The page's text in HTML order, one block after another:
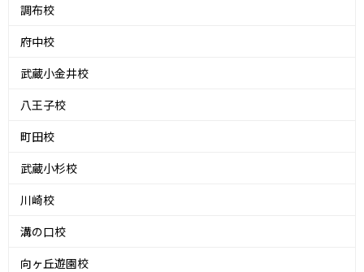
調布校
府中校
武蔵小金井校
八王子校
町田校
武蔵小杉校
川崎校
溝の口校
向ヶ丘遊園校